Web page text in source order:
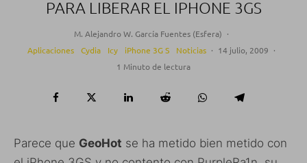
PARA LIBERAR EL IPHONE 3GS
M. Alejandro W. García Fuentes (Esfera) ·
Aplicaciones
Cydia Icy iPhone 3G S Noticias · 14 julio, 2009 ·
1 Minuto de lectura
Parece que GeoHot se ha metido bien metido con